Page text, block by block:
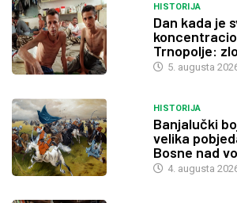
HISTORIJA
Dan kada je
Trnopolje:
5. augusta
HISTORIJA
Banjalučki
velika
Bosne nad
4. augusta